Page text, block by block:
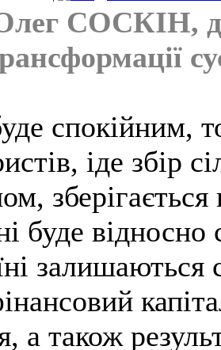
СОСКІН,
спокійним,
іде збір
буде відносно
залишаються
а також